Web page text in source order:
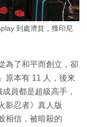
到處濟貧，獲印尼
為了和平而創立，卻
原本有 11 人，後來
員都是超級高手，
影忍者》真人版
相信，被暗殺的